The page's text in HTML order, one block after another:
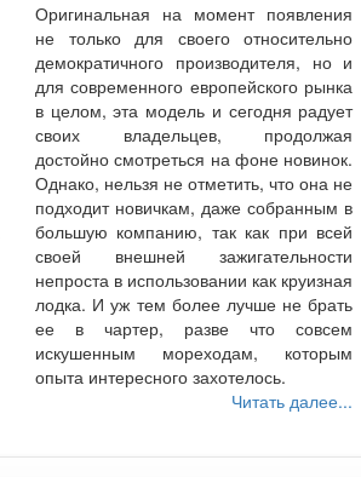
Оригинальная на момент появления
не только для своего относительно
демократичного производителя, но и
для современного европейского рынка
в целом, эта модель и сегодня радует
своих владельцев, продолжая
достойно смотреться на фоне новинок.
Однако, нельзя не отметить, что она не
подходит новичкам, даже собранным в
большую компанию, так как при всей
своей внешней зажигательности
непроста в использовании как круизная
лодка. И уж тем более лучше не брать
ее в чартер, разве что совсем
искушенным мореходам, которым
опыта интересного захотелось.
Читать далее...